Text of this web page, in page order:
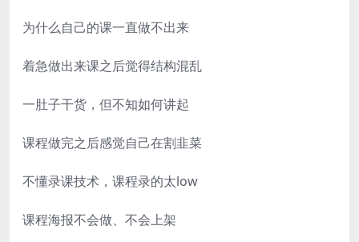
为什么自己的课一直做不出来
着急做出来课之后觉得结构混乱
一肚子干货，但不知如何讲起
课程做完之后感觉自己在割韭菜
不懂录课技术，课程录的太low
课程海报不会做、不会上架